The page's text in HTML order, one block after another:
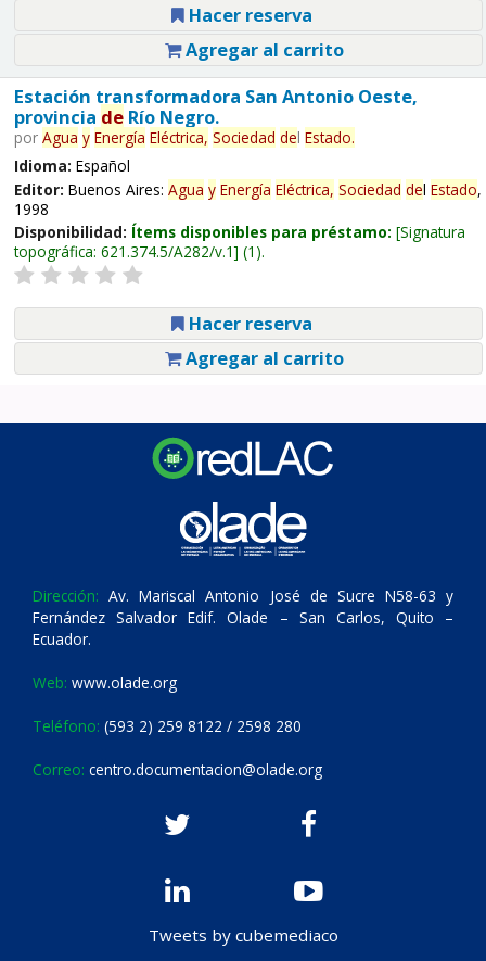
Hacer reserva
Agregar al carrito
Estación transformadora San Antonio Oeste,
provincia deRío Negro.
por Agua y Energía Eléctrica, Sociedad del Estado.
Idioma: Español
Editor: Buenos Aires: Agua y Energía Eléctrica, Sociedad del Estado,
1998
Disponibilidad: Ítems disponibles para préstamo: Signatura
topográfica: 621.374.5/A282/v.1 (1).
Hacer reserva
Agregar al carrito
Dirección: Av. Mariscal Antonio José de Sucre N58-63 y
Fernández Salvador Edif. Olade – San Carlos, Quito –
Ecuador.
Web: www.olade.org
Teléfono: (593 2) 259 8122 / 2598 280
Correo: centro.documentacion@olade.org
Tweets by cubemediaco